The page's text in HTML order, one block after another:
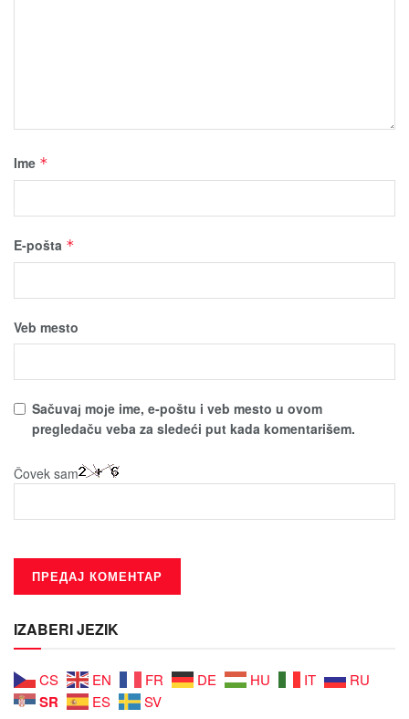
Ime *
E-pošta *
Veb mesto
Sačuvaј moјe ime, e-poštu i veb mesto u ovom
pregledaču veba za sledeći put kada komentarišem.
Čovek sam
IZABERI JEZIK
CS EN FR DE HU IT RU
SR ES SV